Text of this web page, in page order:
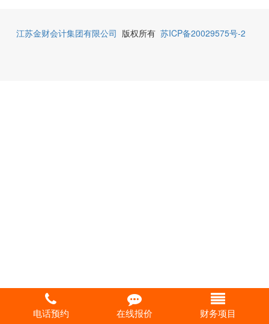
江苏金财会计集团有限公司 版权所有 苏ICP备20029575号-2
电话预约 在线报价 财务项目